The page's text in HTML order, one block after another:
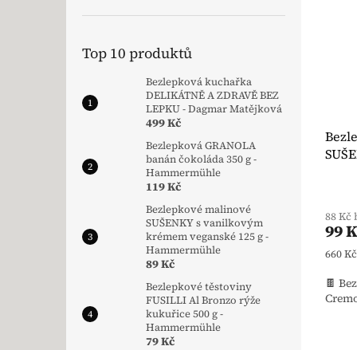
Top 10 produktů
Bezlepková kuchařka
DELIKÁTNĚ A ZDRAVĚ BEZ
LEPKU - Dagmar Matějková
499 Kč
Bezlepková GRANOLA
banán čokoláda 350 g -
Hammermühle
119 Kč
Bezlepkové malinové
SUŠENKY s vanilkovým
krémem veganské 125 g -
Hammermühle
89 Kč
Bezlepkové těstoviny
FUSILLI Al Bronzo rýže
kukuřice 500 g -
Hammermühle
79 Kč
88 Kč
99
660
🍫